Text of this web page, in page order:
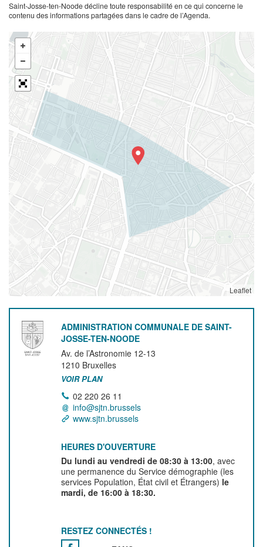
Saint-Josse-ten-Noode décline toute responsabilité en ce qui concerne le
contenu des informations partagées dans le cadre de l’Agenda.
Leaflet
ADMINISTRATION COMMUNALE DE SAINT-
JOSSE-TEN-NOODE
Av. de l’Astronomie 12-13
1210 Bruxelles
VOIR PLAN
02 220 26 11
info@sjtn.brussels
www.sjtn.brussels
HEURES D'OUVERTURE
Du lundi au vendredi de 08:30 à 13:00, avec
une permanence du Service démographie (les
services Population, État civil et Étrangers) le
mardi, de 16:00 à 18:30.
RESTEZ CONNECTÉS !